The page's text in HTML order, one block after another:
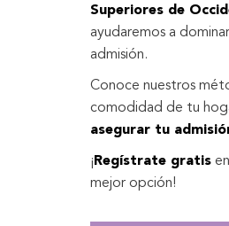
Superiores de
ayudaremos a
admisión.
Conoce nuestros
comodidad de tu
asegurar tu
¡ Regístrate gratis
mejor opción!